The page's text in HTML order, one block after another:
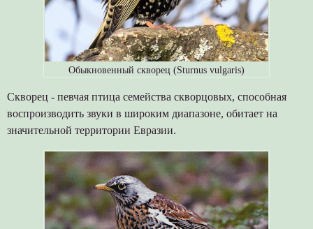
Обыкновенный скворец (Sturnus vulgaris)
Скворец - певчая птица семейства скворцовых, способная
воспроизводить звуки в широким диапазоне, обитает на
значительной территории Евразии.